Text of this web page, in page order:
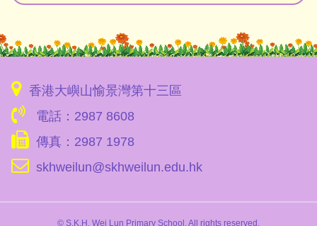
香港大嶼山愉景灣第十三區
電話：2987 8608
傳真：2987 1978
skhweilun@skhweilun.edu.hk
© S.K.H. Wei Lun Primary School. All rights reserved.